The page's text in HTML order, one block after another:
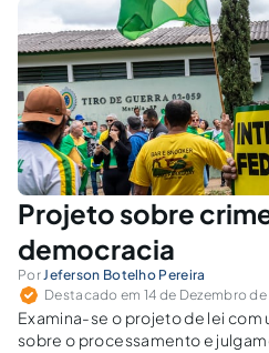
Projeto sobre
democracia
PorJeferson Botelho Pereira
Destacado em 14 de Dezembro de
Examina-se o projeto de lei
sobre o processamento e